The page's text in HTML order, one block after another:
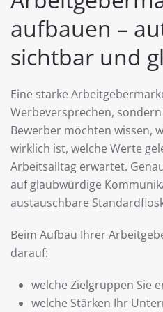
aufbauen –
sichtbar und
Eine starke
Werbeversprechen,
Bewerber möchten wissen,
wirklich ist, welche Werte
Arbeitsalltag erwartet.
auf glaubwürdige
austauschbare
Beim Aufbau Ihrer
darauf:
welche Zielgruppen Sie
welche Stärken Ihr